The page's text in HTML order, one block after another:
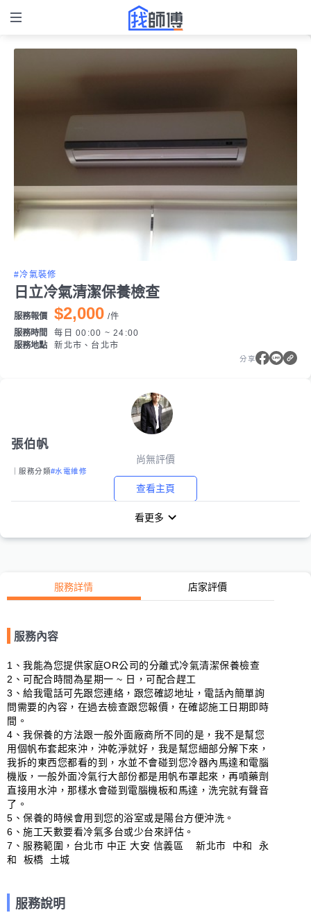
#冷氣裝修
日立冷氣清潔保養檢查
服務報價 $2,000 /件
服務時間
每日 00:00 ~ 24:00
服務地點
新北市、台北市
分享
張伯帆
尚無評價
｜服務分類#水電維修
查看主頁
看更多
服務詳情 店家評價
服務內容
1、我能為您提供家庭OR公司的分離式冷氣清潔保養檢查
2、可配合時間為星期一 ~ 日，可配合趕工
3、給我電話可先跟您連絡，跟您確認地址，電話內簡單詢
問需要的內容，在過去檢查跟您報價，在確認施工日期即時
間。
4、我保養的方法跟一般外面廠商所不同的是，我不是幫您
用個帆布套起來沖，沖乾淨就好，我是幫您細部分解下來，
我拆的東西您都看的到，水並不會碰到您冷器內馬達和電腦
機版，一般外面冷氣行大部份都是用帆布罩起來，再噴藥劑
直接用水沖，那樣水會碰到電腦機板和馬達，洗完就有聲音
了。
5、保養的時候會用到您的浴室或是陽台方便沖洗。
6、施工天數要看冷氣多台或少台來評估。
7、服務範圍，台北市 中正 大安 信義區    新北市  中和  永
和  板橋  土城
服務說明